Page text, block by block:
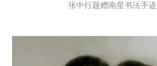
张中行题赠南星书法手迹